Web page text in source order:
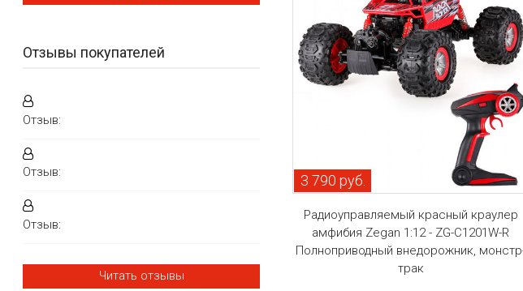
Отзывы покупателей
Отзыв:
Отзыв:
Отзыв:
Читать отзывы
3 790 руб.
Радиоуправляемый красный краулер
амфибия Zegan 1:12 - ZG-C1201W-R
Полноприводный внедорожник,
трак